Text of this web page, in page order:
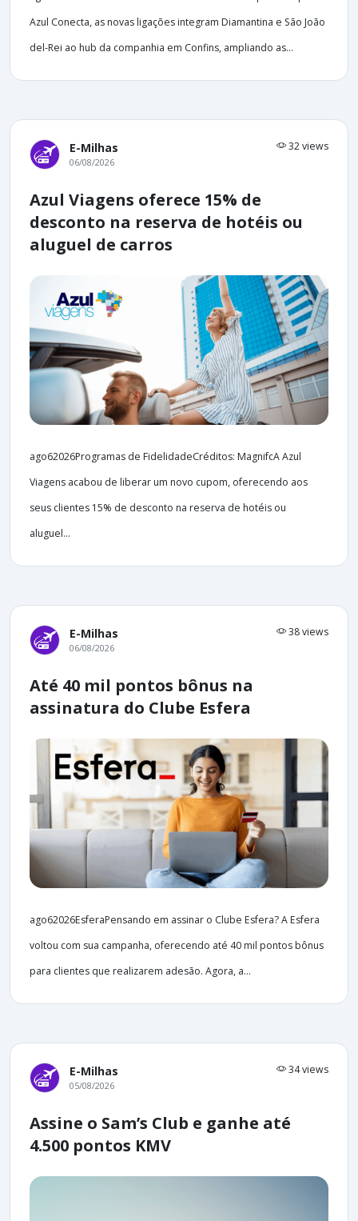
Azul Conecta, as novas ligações integram Diamantina e São João
del-Rei ao hub da companhia em Confins, ampliando as...
E-Milhas 32 views
06/08/2026
Azul Viagens oferece 15% de
desconto na reserva de hotéis ou
aluguel de carros
ago62026Programas de FidelidadeCréditos: MagnifcA Azul
Viagens acabou de liberar um novo cupom, oferecendo aos
seus clientes 15% de desconto na reserva de hotéis ou
aluguel...
E-Milhas 38 views
06/08/2026
Até 40 mil pontos bônus na
assinatura do Clube Esfera
ago62026EsferaPensando em assinar o Clube Esfera? A Esfera
voltou com sua campanha, oferecendo até 40 mil pontos bônus
para clientes que realizarem adesão. Agora, a...
E-Milhas 34 views
05/08/2026
Assine o Sam’s Club e ganhe até
4.500 pontos KMV